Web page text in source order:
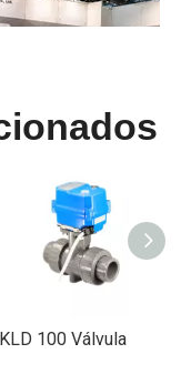
celebró
KLD 100 Válvula de bola motorizada de 2 vías (plástico, 1/2 'a 2 ')